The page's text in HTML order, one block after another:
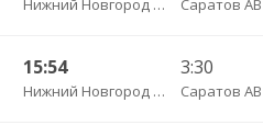
Нижний Новгород АВ ТПУ Канавинский Саратов АВ
15:54
Нижний Новгород АВ ТПУ Канавинский
3:30
Саратов АВ